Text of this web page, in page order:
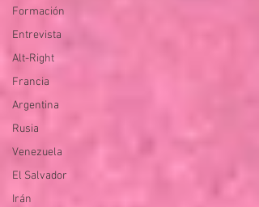
Formación
Entrevista
Alt-Right
Francia
Argentina
Rusia
Venezuela
El Salvador
Irán